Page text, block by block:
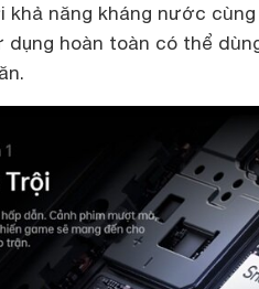
khả năng kháng nước
hoàn toàn có thể